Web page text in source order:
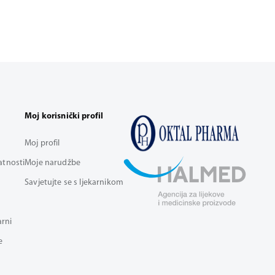
Moj korisnički profil
Moj profil
Moje narudžbe
Savjetujte se s ljekarnikom